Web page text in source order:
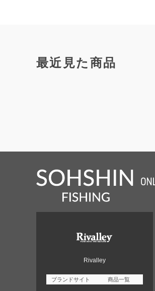
最近見た商品
Rivalley
ブランドサイト 商品一覧